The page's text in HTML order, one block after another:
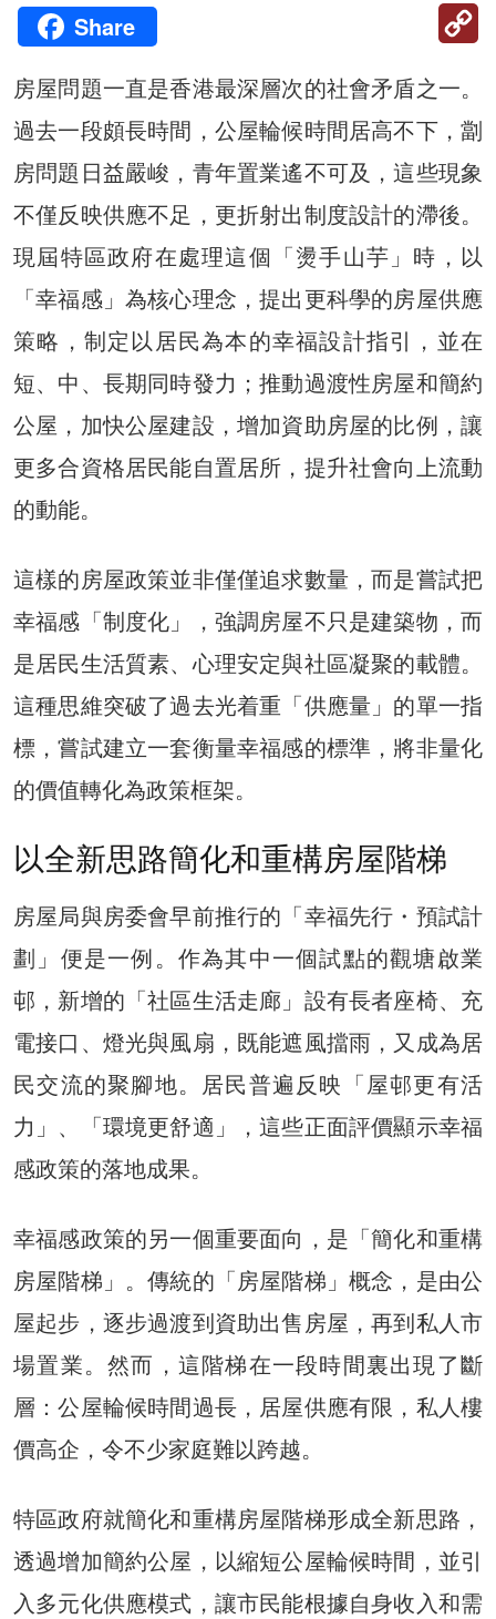
Share
房屋問題一直是香港最深層次的社會矛盾之一。
過去一段頗長時間，公屋輪候時間居高不下，劏
房問題日益嚴峻，青年置業遙不可及，這些現象
不僅反映供應不足，更折射出制度設計的滯後。
現屆特區政府在處理這個「燙手山芋」時，以
「幸福感」為核心理念，提出更科學的房屋供應
策略，制定以居民為本的幸福設計指引，並在
短、中、長期同時發力；推動過渡性房屋和簡約
公屋，加快公屋建設，增加資助房屋的比例，讓
更多合資格居民能自置居所，提升社會向上流動
的動能。
這樣的房屋政策並非僅僅追求數量，而是嘗試把
幸福感「制度化」，強調房屋不只是建築物，而
是居民生活質素、心理安定與社區凝聚的載體。
這種思維突破了過去光着重「供應量」的單一指
標，嘗試建立一套衡量幸福感的標準，將非量化
的價值轉化為政策框架。
以全新思路簡化和重構房屋階梯
房屋局與房委會早前推行的「幸福先行・預試計
劃」便是一例。作為其中一個試點的觀塘啟業
邨，新增的「社區生活走廊」設有長者座椅、充
電接口、燈光與風扇，既能遮風擋雨，又成為居
民交流的聚腳地。居民普遍反映「屋邨更有活
力」、「環境更舒適」，這些正面評價顯示幸福
感政策的落地成果。
幸福感政策的另一個重要面向，是「簡化和重構
房屋階梯」。傳統的「房屋階梯」概念，是由公
屋起步，逐步過渡到資助出售房屋，再到私人市
場置業。然而，這階梯在一段時間裏出現了斷
層：公屋輪候時間過長，居屋供應有限，私人樓
價高企，令不少家庭難以跨越。
特區政府就簡化和重構房屋階梯形成全新思路，
透過增加簡約公屋，以縮短公屋輪候時間，並引
入多元化供應模式，讓市民能根據自身收入和需